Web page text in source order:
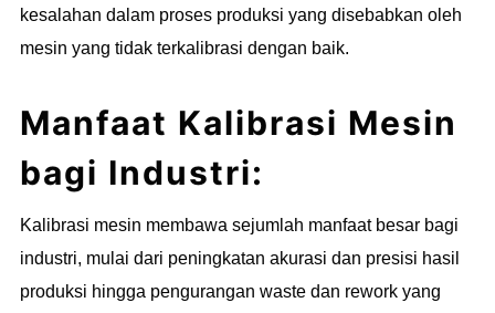
kesalahan dalam proses produksi yang disebabkan oleh
mesin yang tidak terkalibrasi dengan baik.
Manfaat Kalibrasi Mesin
bagi Industri:
Kalibrasi mesin membawa sejumlah manfaat besar bagi
industri, mulai dari peningkatan akurasi dan presisi hasil
produksi hingga pengurangan waste dan rework yang